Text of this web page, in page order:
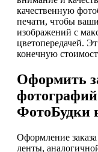
качественную
печати, чтобы
изображений с
цветопередачей.
конечную
Оформить
ФотоБудки
Оформление
ленты,